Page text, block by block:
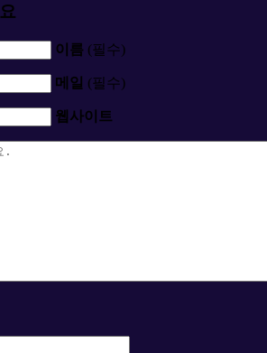
이름 (필수)
메일 (필수)
웹사이트